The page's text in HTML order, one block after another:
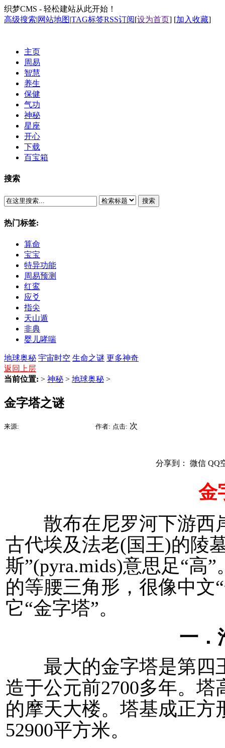
织梦CMS - 轻松建站从此开始！
高级搜索|网站地图|TAG标签RSS订阅[设为首页] [加入收藏]
主页
周易
智慧
养生
保健
气功
神秘
星座
开心
下载
百宝箱
搜索
搜索
热门标签:
算命
宝宝
特异功能
周易预测
红鸾
应爻
指尖
天山遁
非典
婴儿哮喘
地球奥秘 宇宙时空 生命之谜 更多神奇
返回上层
当前位置: > 神秘 > 地球奥秘 >
金字塔之谜
来源: 作者: 点击: 次
分享到： 微信 QQ
金
散布在尼罗河下游西
古代埃及法老(国王)的陵
斯”(pyra.mids)意思足“高
的等腰三角形，很像中文
它“金字塔”。
一．
最大的金字塔是第四
造于公元前2700多年。塔
的摩天大楼。塔基成正方
52900平方米。